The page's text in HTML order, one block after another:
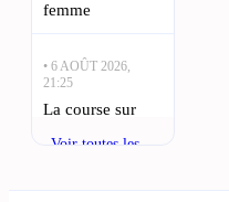
femme
• 6 AOÛT 2026,
21:25
La course sur
mat Lo Capelet
Voir toutes les